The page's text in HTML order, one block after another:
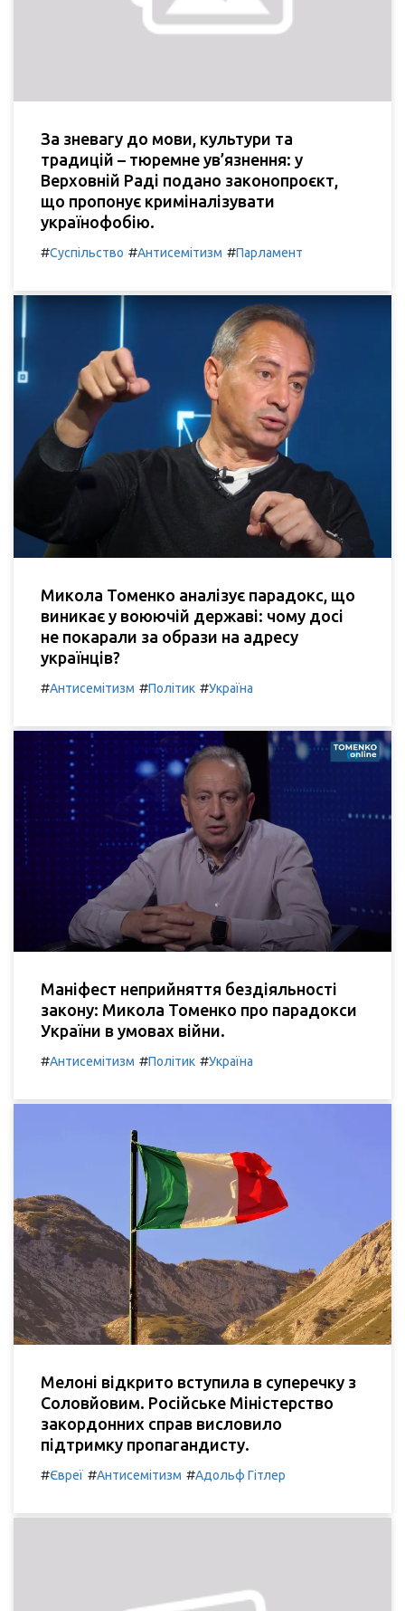
За зневагу до мови, культури та
традицій – тюремне ув’язнення: у
Верховній Раді подано законопроєкт,
що пропонує криміналізувати
українофобію.
#Суспільство #Антисемітизм #Парламент
Микола Томенко аналізує парадокс, що
виникає у воюючій державі: чому досі
не покарали за образи на адресу
українців?
#Антисемітизм #Політик #Україна
Маніфест неприйняття бездіяльності
закону: Микола Томенко про парадокси
України в умовах війни.
#Антисемітизм #Політик #Україна
Мелоні відкрито вступила в суперечку з
Соловйовим. Російське Міністерство
закордонних справ висловило
підтримку пропагандисту.
#Євреї #Антисемітизм #Адольф Гітлер